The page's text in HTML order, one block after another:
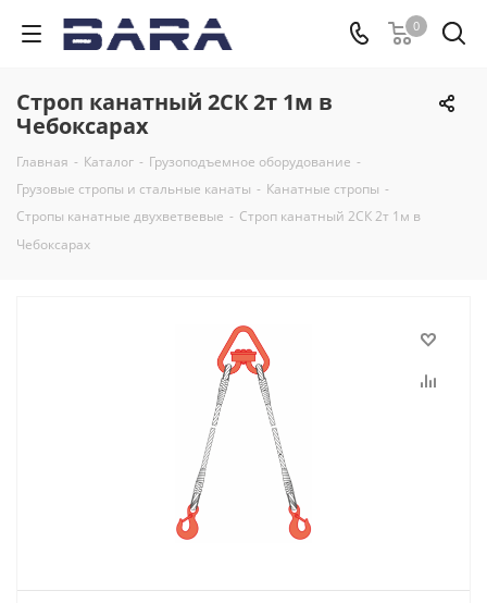
0
Строп канатный 2СК 2т 1м в
Чебоксарах
Главная - Каталог - Грузоподъемное оборудование -
Грузовые стропы и стальные канаты - Канатные стропы -
Стропы канатные двухветвевые - Строп канатный 2СК 2т 1м в
Чебоксарах